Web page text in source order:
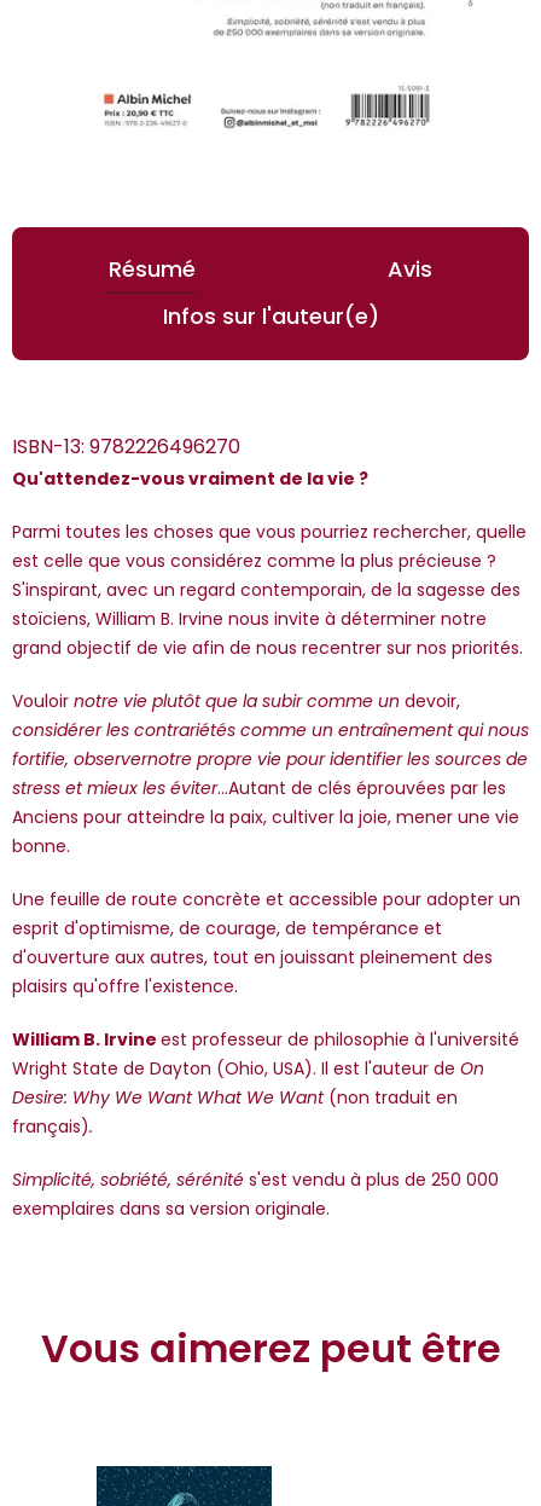
Résumé
Avis
Infos sur l'auteur(e)
ISBN-13: 9782226496270
Qu'attendez-vous vraiment de la vie ?
Parmi toutes les choses que vous pourriez rechercher, quelle
est celle que vous considérez comme la plus précieuse ?
S'inspirant, avec un regard contemporain, de la sagesse des
stoïciens, William B. Irvine nous invite à déterminer notre
grand objectif de vie afin de nous recentrer sur nos priorités.
Vouloir notre vie plutôt que la subir comme un devoir,
considérer les contrariétés comme un entraînement qui nous
fortifie, observernotre propre vie pour identifier les sources de
stress et mieux les éviter...Autant de clés éprouvées par les
Anciens pour atteindre la paix, cultiver la joie, mener une vie
bonne.
Une feuille de route concrète et accessible pour adopter un
esprit d'optimisme, de courage, de tempérance et
d'ouverture aux autres, tout en jouissant pleinement des
plaisirs qu'offre l'existence.
William B. Irvine est professeur de philosophie à l'université
Wright State de Dayton (Ohio, USA). Il est l'auteur de On
Desire: Why We Want What We Want(non traduit en
français).
Simplicité, sobriété, sérénité s'est vendu à plus de 250 000
exemplaires dans sa version originale.
*Guests cannot publish reviews
Vous aimerez peut être